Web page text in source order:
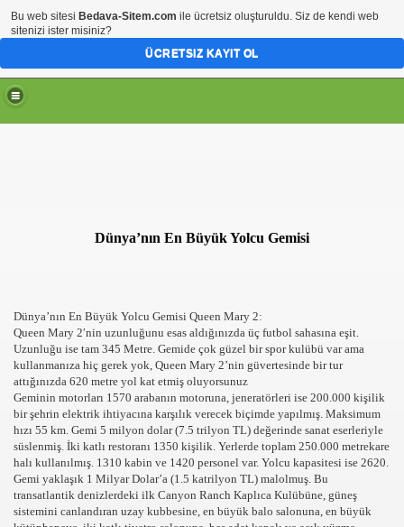
Dünya’nın En Büyük Yolcu Gemisi
Dünya’nın En Büyük Yolcu Gemisi Queen Mary 2:
Queen Mary 2′nin uzunluğunu esas aldığınızda üç futbol sahasına eşit.
Uzunluğu ise tam 345 Metre. Gemide çok güzel bir spor kulübü var ama
kullanmanıza hiç gerek yok, Queen Mary 2’nin güvertesinde bir tur
attığınızda 620 metre yol kat etmiş oluyorsunuz
Geminin motorları 1570 arabanın motoruna, jeneratörleri ise 200.000 kişilik
bir şehrin elektrik ihtiyacına karşılık verecek biçimde yapılmış. Maksimum
hızı 55 km. Gemi 5 milyon dolar (7.5 trilyon TL) değerinde sanat eserleriyle
süslenmiş. İki katlı restoranı 1350 kişilik. Yerlerde toplam 250.000 metrekare
halı kullanılmış. 1310 kabin ve 1420 personel var. Yolcu kapasitesi ise 2620.
Gemi yaklaşık 1 Milyar Dolar’a (1.5 katrilyon TL) malolmuş. Bu
transatlantik denizlerdeki ilk Canyon Ranch Kaplıca Kulübüne, güneş
sistemini canlandıran uzay kubbesine, en büyük balo salonuna, en büyük
Bu web sitesi Bedava-Sitem.com ile ücretsiz oluşturuldu. Siz de kendi web
sitenizi ister misiniz?
ÜCRETSIZ KAYIT OL